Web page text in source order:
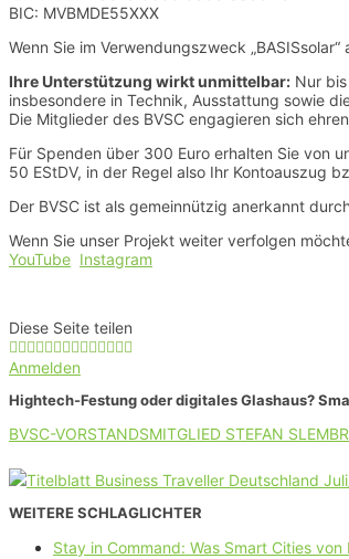
BIC: MVBMDE55XXX
Wenn Sie im Verwendungszweck
Ihre Unterstützung wirkt unmittelbar: Nur
insbesondere in Technik, Ausstattung sowie
Die Mitglieder des BVSC engagieren sich
Für Spenden über 300 Euro erhalten Sie von
50 EStDV, in der Regel also Ihr Kontoauszug
Der BVSC ist als gemeinnützig anerkannt
Wenn Sie unser Projekt weiter verfolgen
YouTube Instagram
Diese Seite teilen
Anmelden
Hightech-Festung oder digitales Glashaus?
BVSC-VORSTANDSMITGLIED STEFAN
WEITERE SCHLAGLICHTER
Stay in Command: Was Smart Cities